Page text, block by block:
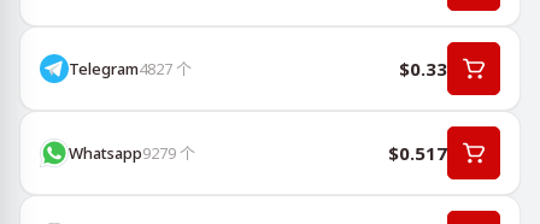
Telegram4827个 $0.33
Whatsapp9279个 $0.517